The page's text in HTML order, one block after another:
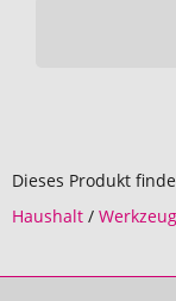
Dieses Produkt
Haushalt /